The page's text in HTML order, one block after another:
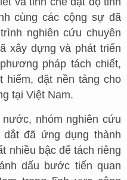
cùng các cộng sự đã
nghiên cứu chuyên
xây dựng và phát triển
pháp tách chiết,
hiếm, đặt nền tảng cho
tại Việt Nam.
nhóm nghiên cứu
đã ứng dụng thành
nhiều bậc để tách riêng
dấu bước tiến quan